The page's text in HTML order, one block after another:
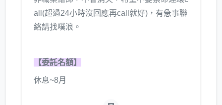
all(超過24小時沒回應再call就好)，有急事聯
絡請找噗浪。
【委託名額】
休息~8月